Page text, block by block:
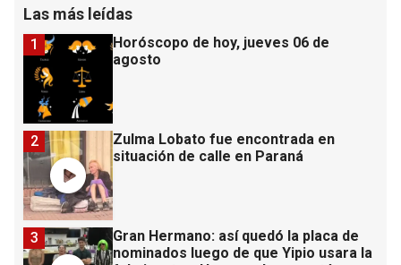
Las más leídas
Horóscopo de hoy, jueves 06 de
agosto
1
Zulma Lobato fue encontrada en
situación de calle en Paraná
2
Gran Hermano: así quedó la placa de
nominados luego de que Yipio usara la
3